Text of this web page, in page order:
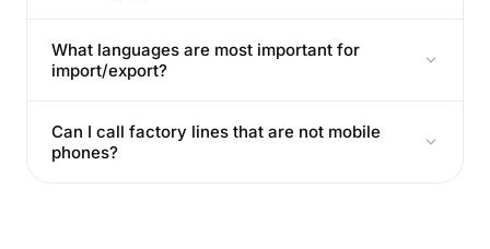
What languages are most important for
import/export?
Can I call factory lines that are not mobile
phones?